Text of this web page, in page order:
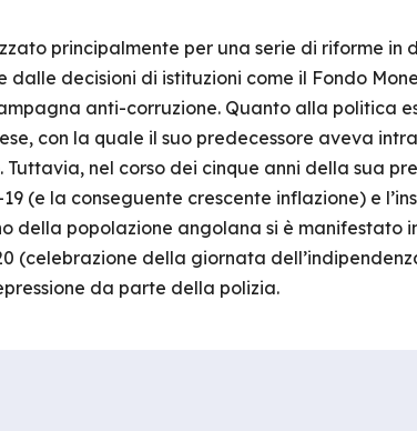
principalmente per una serie di riforme in
decisioni di istituzioni come il Fondo
anti-corruzione. Quanto alla politica
con la quale il suo predecessore aveva
nel corso dei cinque anni della sua
(e la conseguente crescente inflazione) e
della popolazione angolana si è manifestato
(celebrazione della giornata
da parte della polizia.